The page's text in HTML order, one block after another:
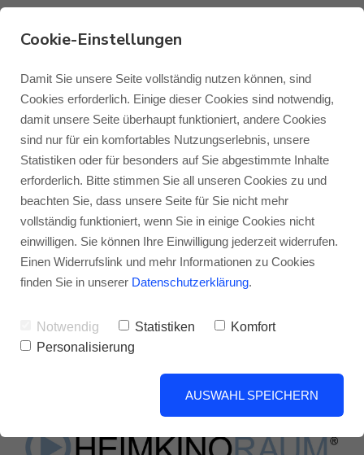
Monitor Audio
Monitor Audio Custom Install
Roksan
Blok
Blog Monitor Audio
Blog Roksan
Blog Blok
81549 München -
HEIMKINORAUM
München
HEIMKINORAUM München –
Wo der Name auch gleich
Programm ist
Umgebung und interessieren sich für
Cookie-Einstellungen
Damit Sie unsere Seite vollständig nutzen können, sind
Cookies erforderlich. Einige dieser Cookies sind notwendig,
damit unsere Seite überhaupt funktioniert, andere Cookies
sind nur für ein komfortables Nutzungserlebnis, unsere
Statistiken oder für besonders auf Sie abgestimmte Inhalte
erforderlich. Bitte stimmen Sie all unseren Cookies zu und
beachten Sie, dass unsere Seite für Sie nicht mehr
vollständig funktioniert, wenn Sie in einige Cookies nicht
einwilligen. Sie können Ihre Einwilligung jederzeit widerrufen.
Einen Widerrufslink und mehr Informationen zu Cookies
finden Sie in unserer Datenschutzerklärung.
Notwendig Statistiken
Komfort
Personalisierung
AUSWAHL SPEICHERN